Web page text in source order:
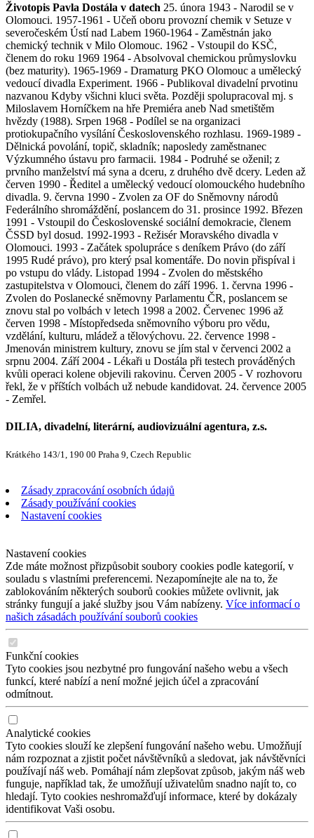
Životopis Pavla Dostála v datech 25. února 1943 - Narodil se v
Olomouci. 1957-1961 - Učeň oboru provozní chemik v Setuze v
severočeském Ústí nad Labem 1960-1964 - Zaměstnán jako
chemický technik v Milo Olomouc. 1962 - Vstoupil do KSČ,
členem do roku 1969 1964 - Absolvoval chemickou průmyslovku
(bez maturity). 1965-1969 - Dramaturg PKO Olomouc a umělecký
vedoucí divadla Experiment. 1966 - Publikoval divadelní prvotinu
nazvanou Kdyby všichni kluci světa. Později spolupracoval mj. s
Miloslavem Horníčkem na hře Premiéra aneb Nad smetištěm
hvězdy (1988). Srpen 1968 - Podílel se na organizaci
protiokupačního vysílání Československého rozhlasu. 1969-1989 -
Dělnická povolání, topič, skladník; naposledy zaměstnanec
Výzkumného ústavu pro farmacii. 1984 - Podruhé se oženil; z
prvního manželství má syna a dceru, z druhého dvě dcery. Leden až
červen 1990 - Ředitel a umělecký vedoucí olomouckého hudebního
divadla. 9. června 1990 - Zvolen za OF do Sněmovny národů
Federálního shromáždění, poslancem do 31. prosince 1992. Březen
1991 - Vstoupil do Československé sociální demokracie, členem
ČSSD byl dosud. 1992-1993 - Režisér Moravského divadla v
Olomouci. 1993 - Začátek spolupráce s deníkem Právo (do září
1995 Rudé právo), pro který psal komentáře. Do novin přispíval i
po vstupu do vlády. Listopad 1994 - Zvolen do městského
zastupitelstva v Olomouci, členem do září 1996. 1. června 1996 -
Zvolen do Poslanecké sněmovny Parlamentu ČR, poslancem se
znovu stal po volbách v letech 1998 a 2002. Červenec 1996 až
červen 1998 - Místopředseda sněmovního výboru pro vědu,
vzdělání, kulturu, mládež a tělovýchovu. 22. července 1998 -
Jmenován ministrem kultury, znovu se jím stal v červenci 2002 a
srpnu 2004. Září 2004 - Lékaři u Dostála při testech prováděných
kvůli operaci kolene objevili rakovinu. Červen 2005 - V rozhovoru
řekl, že v příštích volbách už nebude kandidovat. 24. července 2005
- Zemřel.
DILIA, divadelní, literární, audiovizuální agentura, z.s.
Krátkého 143/1, 190 00 Praha 9, Czech Republic
Zásady zpracování osobních údajů
Zásady používání cookies
Nastavení cookies
Nastavení cookies
Zde máte možnost přizpůsobit soubory cookies podle kategorií, v
souladu s vlastními preferencemi. Nezapomínejte ale na to, že
zablokováním některých souborů cookies můžete ovlivnit, jak
stránky fungují a jaké služby jsou Vám nabízeny. Více informací o
našich zásadách používání souborů cookies
Funkční cookies
Tyto cookies jsou nezbytné pro fungování našeho webu a všech
funkcí, které nabízí a není možné jejich účel a zpracování
odmítnout.
Analytické cookies
Tyto cookies slouží ke zlepšení fungování našeho webu. Umožňují
nám rozpoznat a zjistit počet návštěvníků a sledovat, jak návštěvníci
používají náš web. Pomáhají nám zlepšovat způsob, jakým náš web
funguje, například tak, že umožňují uživatelům snadno najít to, co
hledají. Tyto cookies neshromažďují informace, které by dokázaly
identifikovat Vaši osobu.